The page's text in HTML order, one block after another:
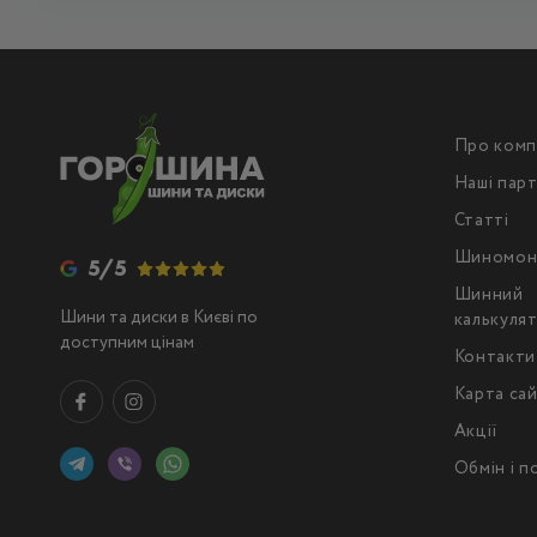
5/5
Шини та диски в Києві по
доступним цінам
Про
Наші
Статті
Шинний
Контакти
Карта
Акції
Обмін і